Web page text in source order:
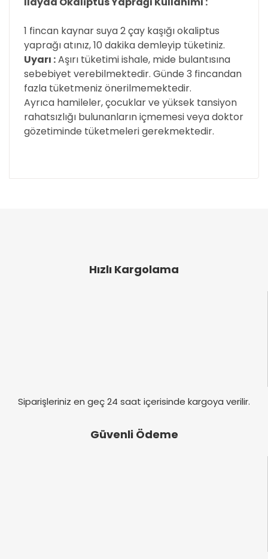
1 fincan kaynar suya 2 çay kaşığı okaliptus
yaprağı atınız, 10 dakika demleyip tüketiniz.
Uyarı :Aşırı tüketimi ishale, mide bulantısına
sebebiyet verebilmektedir. Günde 3 fincandan
fazla tüketmeniz önerilmemektedir.
Ayrıca hamileler, çocuklar ve yüksek tansiyon
rahatsızlığı bulunanların içmemesi veya doktor
gözetiminde tüketmeleri gerekmektedir.
Bu ürünün fiyat bilgisi, resim, ürün açıklamalarında
Ürün bilgilerinde hatalar bulunuyor.
Hızlı Kargolama
Siparişleriniz en geç 24 saat içerisinde kargoya verilir.
Güvenli Ödeme